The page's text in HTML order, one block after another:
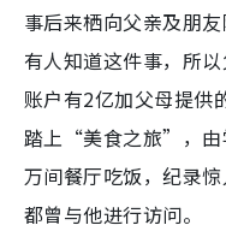
事后来栖向父亲及朋
有人知道这件事，所
账户有2亿加父母提
踏上“美食之旅”，由
万间餐厅吃饭，纪录
都曾与他进行访问。